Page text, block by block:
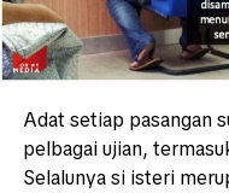
Adat setiap pasangan
pelbagai ujian,
Selalunya si isteri